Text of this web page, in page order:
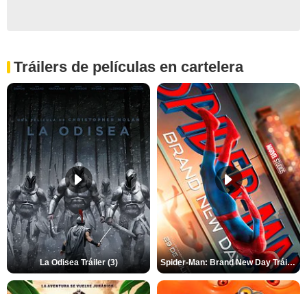
Tráilers de películas en cartelera
La Odisea Tráiler (3) Spider-Man: Brand New Day Tráiler (3)